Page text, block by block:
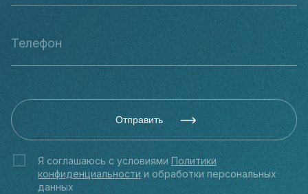
Отправить
Я соглашаюсь с условиями Политики
конфиденциальности и обработки персональных
данных